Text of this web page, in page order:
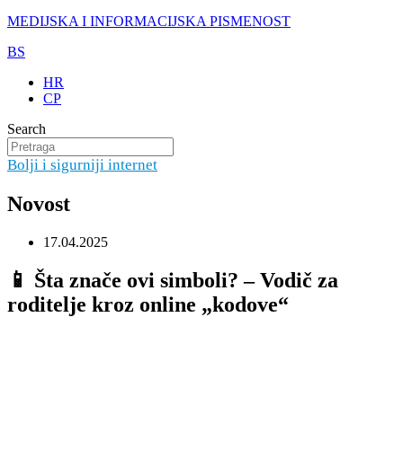
MEDIJSKA I INFORMACIJSKA PISMENOST
BS
HR
CP
Search
Bolji i sigurniji internet
Novost
17.04.2025
📱 Šta znače ovi simboli? – Vodič za
roditelje kroz online „kodove“